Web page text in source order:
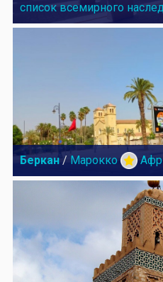
список всемирного
Беркан / Марокко